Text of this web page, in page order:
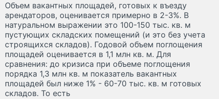
Объем вакантных площадей, готовых к въезду
арендаторов, оценивается примерно в 2-3%. В
натуральном выражении это 100-150 тыс. кв. м
пустующих складских помещений (и это без учета
строящихся складов). Годовой объем поглощения
площадей оценивается в 1,1 млн кв. м. Для
сравнения: до кризиса при объеме поглощения
порядка 1,3 млн кв. м показатель вакантных
площадей был ниже 1% - 60-70 тыс. кв. м готовых
складов. То есть